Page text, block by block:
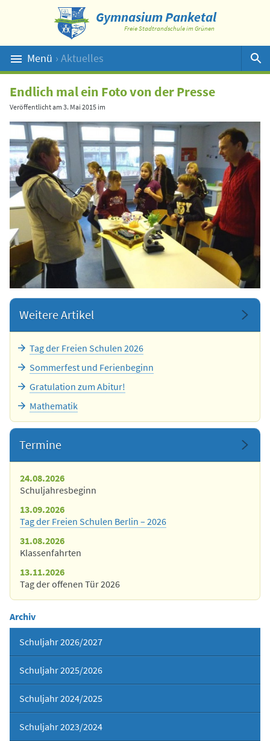
Gymnasium Panketal
Freie Stadtrandschule im Grünen
Menü › Aktuelles
Suche
Endlich mal ein Foto von der Presse
Veröffentlicht am 3. Mai 2015 im
Weitere Artikel
Tag der Freien Schulen 2026
Sommerfest und Ferienbeginn
Gratulation zum Abitur!
Mathematik
Termine
24.08.2026
Schuljahresbeginn
13.09.2026
Tag der Freien Schulen Berlin – 2026
31.08.2026
Klassenfahrten
13.11.2026
Tag der offenen Tür 2026
Archiv
Schuljahr 2026/2027
Schuljahr 2025/2026
Schuljahr 2024/2025
Schuljahr 2023/2024